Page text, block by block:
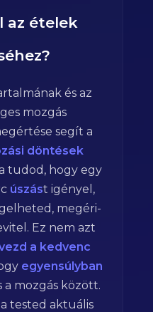
az ételek
és az
mozgás
segít a
döntések
tudod, hogy egy
úszást igényel,
megéri-
Ez nem azt
a kedvenc
egyensúlyban
a mozgás között.
tested aktuális